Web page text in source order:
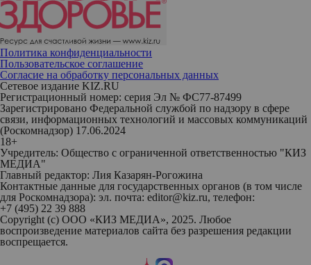
Политика конфиденциальности
Пользовательское соглашение
Согласие на обработку персональных данных
Сетевое издание KIZ.RU
Регистрационный номер: серия Эл № ФС77-87499
Зарегистрировано Федеральной службой по надзору в сфере
связи, информационных технологий и массовых коммуникаций
(Роскомнадзор) 17.06.2024
18+
Учредитель: Общество с ограниченной ответственностью "КИЗ
МЕДИА"
Главный редактор: Лия Казарян-Рогожина
Контактные данные для государственных органов (в том числе
для Роскомнадзора): эл. почта: editor@kiz.ru, телефон:
+7 (495) 22 39 888
Copyright (с) ООО «КИЗ МЕДИА», 2025. Любое
воспроизведение материалов сайта без разрешения редакции
воспрещается.